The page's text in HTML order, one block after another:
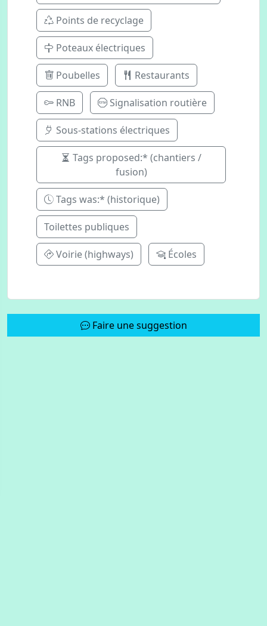
Points de recyclage
Poteaux électriques
Poubelles Restaurants
RNB Signalisation routière
Sous-stations électriques
Tags proposed:* (chantiers /
fusion)
Tags was:* (historique)
Toilettes publiques
Voirie (highways) Écoles
Faire une suggestion